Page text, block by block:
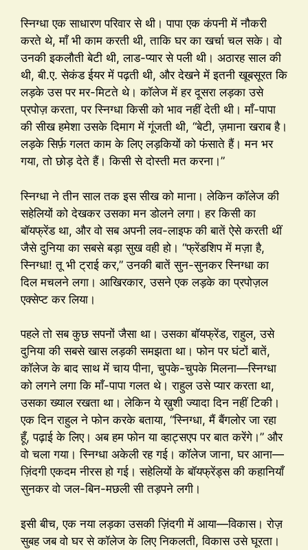
स्निग्धा एक साधारण परिवार से थी। पापा एक कंपनी में नौकरी
करते थे, माँ भी काम करती थी, ताकि घर का खर्चा चल सके। वो
उनकी इकलौती बेटी थी, लाड-प्यार से पली थी। अठारह साल की
थी, बी.ए. सेकंड ईयर में पढ़ती थी, और देखने में इतनी खूबसूरत कि
लड़के उस पर मर-मिटते थे। कॉलेज में हर दूसरा लड़का उसे
प्रपोज़ करता, पर स्निग्धा किसी को भाव नहीं देती थी। माँ-पापा
की सीख हमेशा उसके दिमाग में गूंजती थी, “बेटी, ज़माना खराब है।
लड़के सिर्फ़ गलत काम के लिए लड़कियों को फंसाते हैं। मन भर
गया, तो छोड़ देते हैं। किसी से दोस्ती मत करना।”
स्निग्धा ने तीन साल तक इस सीख को माना। लेकिन कॉलेज की
सहेलियों को देखकर उसका मन डोलने लगा। हर किसी का
बॉयफ्रेंड था, और वो सब अपनी लव-लाइफ की बातें ऐसे करती थीं
जैसे दुनिया का सबसे बड़ा सुख वही हो। “फ्रेंडशिप में मज़ा है,
स्निग्धा! तू भी ट्राई कर,” उनकी बातें सुन-सुनकर स्निग्धा का
दिल मचलने लगा। आखिरकार, उसने एक लड़के का प्रपोज़ल
एक्सेप्ट कर लिया।
पहले तो सब कुछ सपनों जैसा था। उसका बॉयफ्रेंड, राहुल, उसे
दुनिया की सबसे खास लड़की समझता था। फोन पर घंटों बातें,
कॉलेज के बाद साथ में चाय पीना, चुपके-चुपके मिलना—स्निग्धा
को लगने लगा कि माँ-पापा गलत थे। राहुल उसे प्यार करता था,
उसका ख्याल रखता था। लेकिन ये ख़ुशी ज्यादा दिन नहीं टिकी।
एक दिन राहुल ने फोन करके बताया, “स्निग्धा, मैं बैंगलोर जा रहा
हूँ, पढ़ाई के लिए। अब हम फोन या व्हाट्सएप पर बात करेंगे।” और
वो चला गया। स्निग्धा अकेली रह गई। कॉलेज जाना, घर आना—
ज़िंदगी एकदम नीरस हो गई। सहेलियों के बॉयफ्रेंड्स की कहानियाँ
सुनकर वो जल-बिन-मछली सी तड़पने लगी।
इसी बीच, एक नया लड़का उसकी ज़िंदगी में आया—विकास। रोज़
सुबह जब वो घर से कॉलेज के लिए निकलती, विकास उसे घूरता।